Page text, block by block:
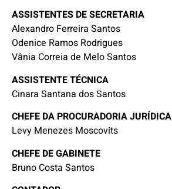
ASSISTENTES DE SECRETARIA
Alexandro Ferreira Santos
Odenice Ramos Rodrigues
Vânia Correia de Melo Santos
ASSISTENTE TÉCNICA
Cinara Santana dos Santos
CHEFE DA PROCURADORIA JURÍDICA
Levy Menezes Moscovits
CHEFE DE GABINETE
Bruno Costa Santos